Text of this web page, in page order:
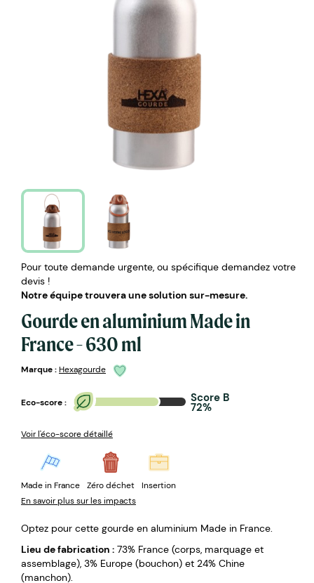
Pour toute demande urgente, ou spécifique demandez votre
devis !
Notre équipe trouvera une solution sur-mesure.
Gourde en aluminium Made in
France - 630 ml
Marque :Hexagourde
Eco-score : Score B
72%
Voir l'éco-score détaillé
Made in France Zéro déchet
Insertion
En savoir plus sur les impacts
Optez pour cette gourde en aluminium Made in France.
Lieu de fabrication : 73% France (corps, marquage et
assemblage), 3% Europe (bouchon) et 24% Chine
(manchon).